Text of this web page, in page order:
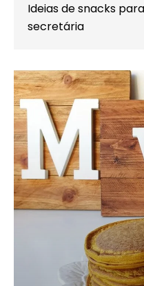
Ideias de snacks
secretária